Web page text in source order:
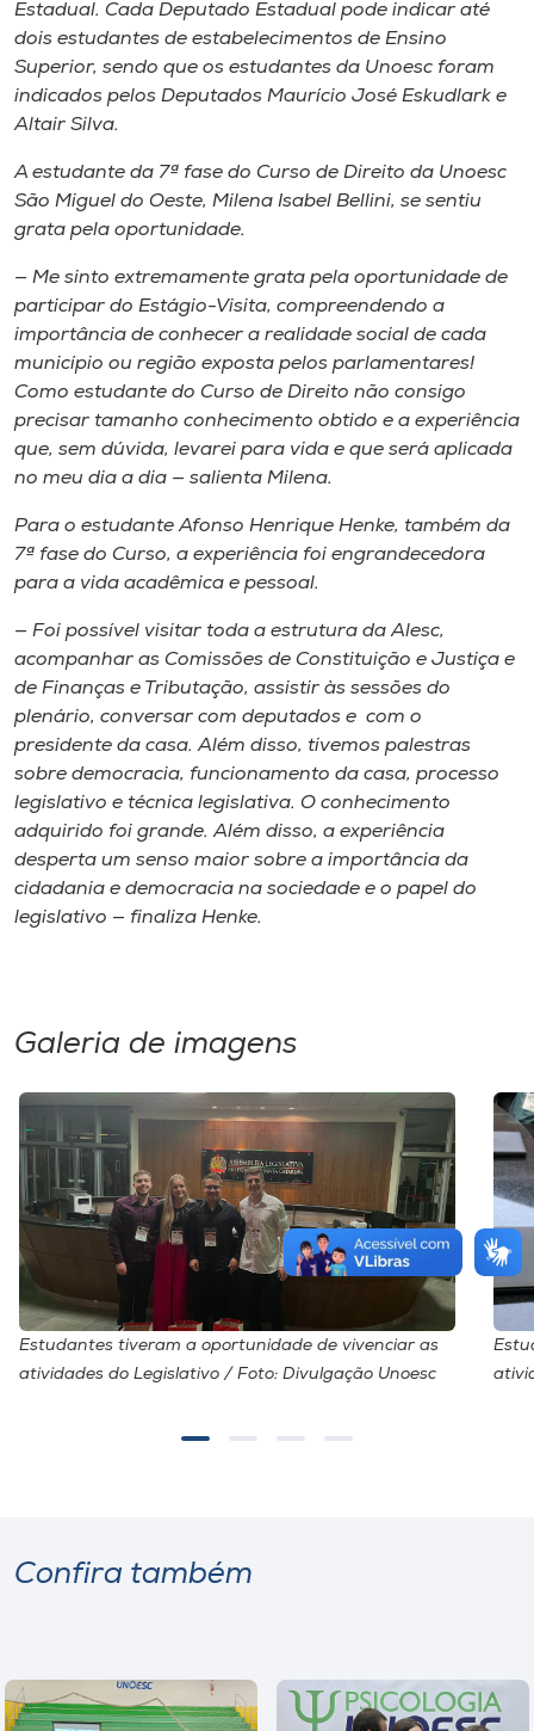
Estadual. Cada Deputado Estadual pode indicar até
dois estudantes de estabelecimentos de Ensino
Superior, sendo que os estudantes da Unoesc foram
indicados pelos Deputados Maurício José Eskudlark e
Altair Silva.
A estudante da 7ª fase do Curso de Direito da Unoesc
São Miguel do Oeste, Milena Isabel Bellini, se sentiu
grata pela oportunidade.
— Me sinto extremamente grata pela oportunidade de
participar do Estágio-Visita, compreendendo a
importância de conhecer a realidade social de cada
município ou região exposta pelos parlamentares!
Como estudante do Curso de Direito não consigo
precisar tamanho conhecimento obtido e a experiência
que, sem dúvida, levarei para vida e que será aplicada
no meu dia a dia — salienta Milena.
Para o estudante Afonso Henrique Henke, também da
7ª fase do Curso, a experiência foi engrandecedora
para a vida acadêmica e pessoal.
— Foi possível visitar toda a estrutura da Alesc,
acompanhar as Comissões de Constituição e Justiça e
de Finanças e Tributação, assistir às sessões do
plenário, conversar com deputados e com o
presidente da casa. Além disso, tivemos palestras
sobre democracia, funcionamento da casa, processo
legislativo e técnica legislativa. O conhecimento
adquirido foi grande. Além disso, a experiência
desperta um senso maior sobre a importância da
cidadania e democracia na sociedade e o papel do
legislativo — finaliza Henke.
Galeria de imagens
Estudantes tiveram a oportunidade de vivenciar as
atividades do Legislativo / Foto: Divulgação Unoesc
Confira também